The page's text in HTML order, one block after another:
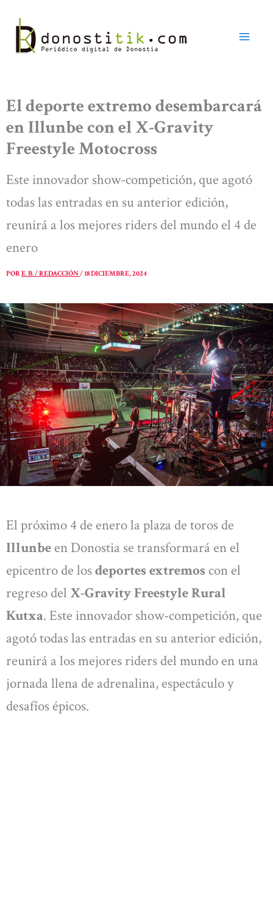
contenido
El deporte extremo desembarcará
en Illunbe con el X-Gravity
Freestyle Motocross
Este innovador show-competición, que agotó
todas las entradas en su anterior edición,
reunirá a los mejores riders del mundo el 4 de
enero
PORE. B. / REDACCIÓN/18 DICIEMBRE, 2024
El próximo 4 de enero la plaza de toros de
Illunbe en Donostia se transformará en el
epicentro de losdeportes extremos con el
regreso del X-Gravity Freestyle Rural
Kutxa. Este innovador show-competición, que
agotó todas las entradas en su anterior edición,
reunirá a los mejores riders del mundo en una
jornada llena de adrenalina, espectáculo y
desafíos épicos.